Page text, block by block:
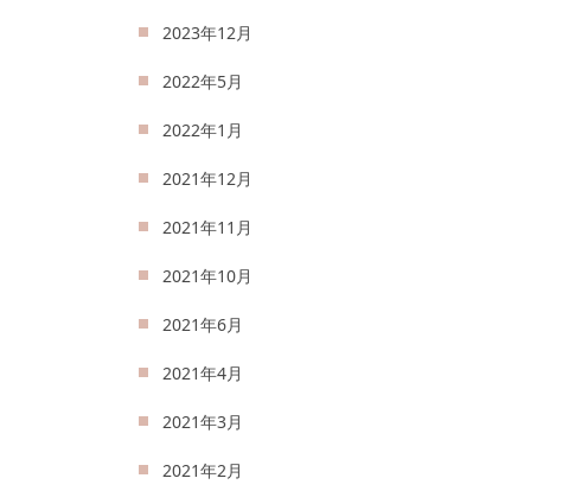
2023年12月
2022年5月
2022年1月
2021年12月
2021年11月
2021年10月
2021年6月
2021年4月
2021年3月
2021年2月